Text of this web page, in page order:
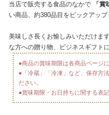
当店で販売する食品のなかで 「
い商品、約380品目をピックアップ
美味しさ長くお愉しみいただけま
な方への贈り物、ビジネスギフト
●商品の賞味期限は各商品ページ
●「冷蔵」「冷凍」など、保存方
ださい。
●賞味期限・お日持ちに関する表